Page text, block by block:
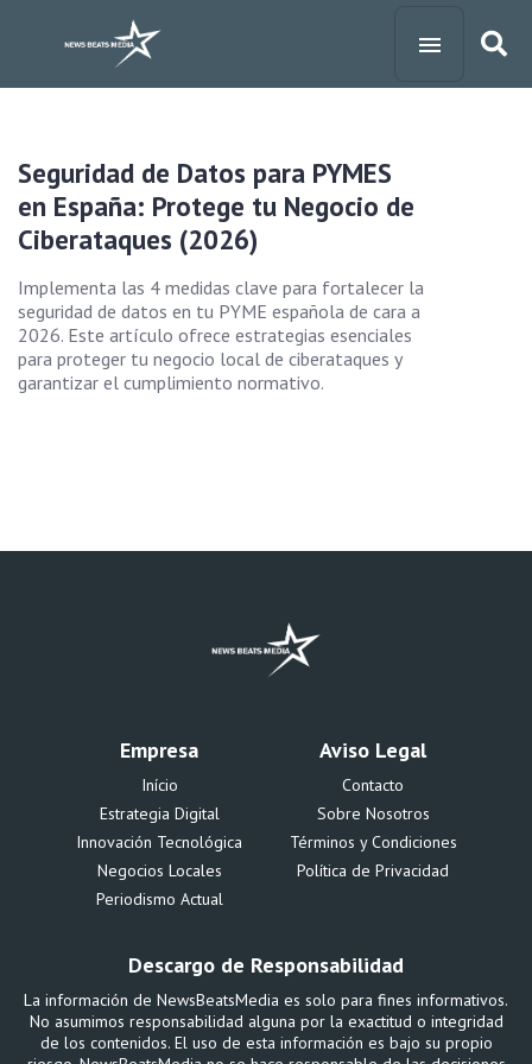
Seguridad de Datos para PYMES
en España: Protege tu Negocio de
Ciberataques (2026)
Implementa las 4 medidas clave para fortalecer la
seguridad de datos en tu PYME española de cara a
2026. Este artículo ofrece estrategias esenciales
para proteger tu negocio local de ciberataques y
garantizar el cumplimiento normativo.
Empresa
Início
Estrategia Digital
Innovación Tecnológica
Negocios Locales
Periodismo Actual
Aviso Legal
Contacto
Sobre Nosotros
Términos y Condiciones
Política de Privacidad
Descargo de Responsabilidad
La información de NewsBeatsMedia es solo para fines informativos.
No asumimos responsabilidad alguna por la exactitud o integridad
de los contenidos. El uso de esta información es bajo su propio